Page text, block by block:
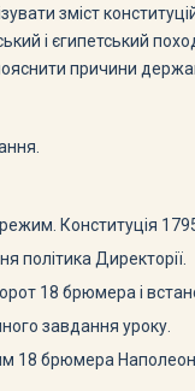
зміст
і єгипетський
причини
Конституція
політика Директорії.
18 брюмера і
завдання уроку.
18 брюмера